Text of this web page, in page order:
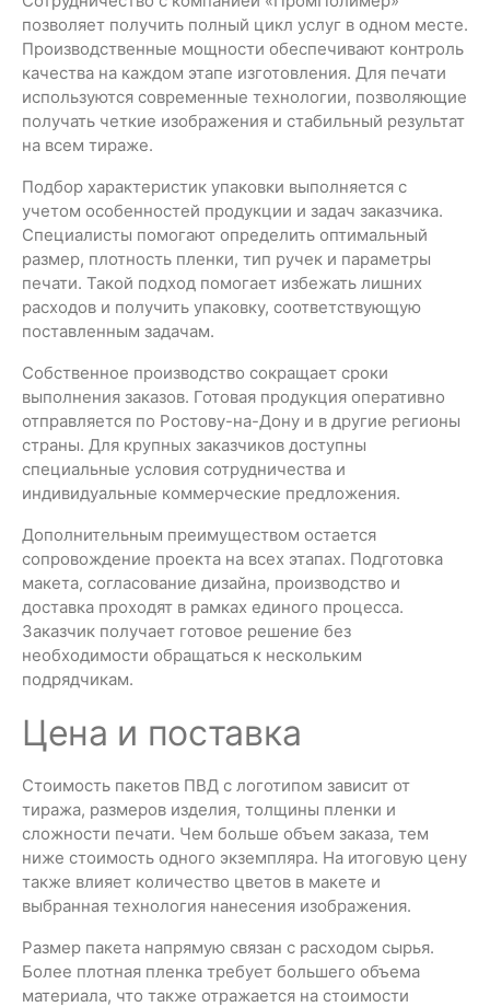
позволяет получить полный цикл услуг в одном месте.
Производственные мощности обеспечивают контроль
качества на каждом этапе изготовления. Для печати
используются современные технологии, позволяющие
получать четкие изображения и стабильный результат
на всем тираже.
Подбор характеристик упаковки выполняется с
учетом особенностей продукции и задач заказчика.
Специалисты помогают определить оптимальный
размер, плотность пленки, тип ручек и параметры
печати. Такой подход помогает избежать лишних
расходов и получить упаковку, соответствующую
поставленным задачам.
Собственное производство сокращает сроки
выполнения заказов. Готовая продукция оперативно
отправляется по Ростову-на-Дону и в другие регионы
страны. Для крупных заказчиков доступны
специальные условия сотрудничества и
индивидуальные коммерческие предложения.
Дополнительным преимуществом остается
сопровождение проекта на всех этапах. Подготовка
макета, согласование дизайна, производство и
доставка проходят в рамках единого процесса.
Заказчик получает готовое решение без
необходимости обращаться к нескольким
подрядчикам.
Цена и поставка
Стоимость пакетов ПВД с логотипом зависит от
тиража, размеров изделия, толщины пленки и
сложности печати. Чем больше объем заказа, тем
ниже стоимость одного экземпляра. На итоговую цену
также влияет количество цветов в макете и
выбранная технология нанесения изображения.
Размер пакета напрямую связан с расходом сырья.
Более плотная пленка требует большего объема
материала, что также отражается на стоимости